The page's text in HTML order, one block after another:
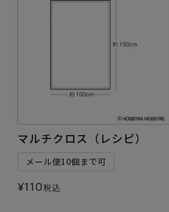
マルチクロス（レシピ）
メール便10個まで可
¥110税込